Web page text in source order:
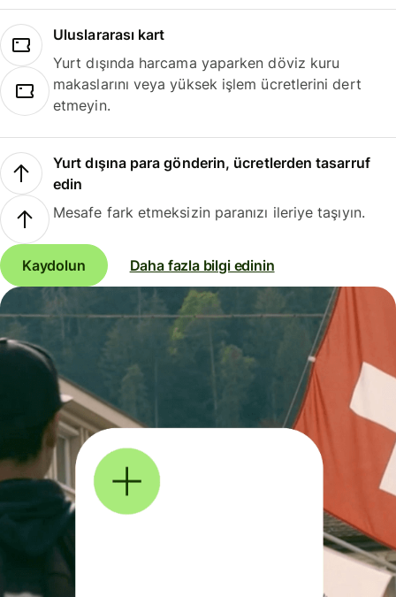
Uluslararası kart
Yurt dışında harcama yaparken döviz kuru
makaslarını veya yüksek işlem ücretlerini dert
etmeyin.
Yurt dışına para gönderin, ücretlerden tasarruf
edin
Mesafe fark etmeksizin paranızı ileriye taşıyın.
Kaydolun Daha fazla bilgi edinin